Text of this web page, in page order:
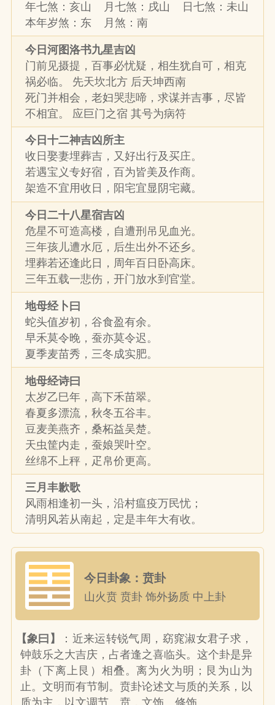
年七煞：亥山 月七煞：戌山 日七煞：未山
本年岁煞：东 月煞：南
今日河图洛书九星吉凶
门前见摄提，百事必忧疑，相生犹自可，相克
祸必临。 先天坎北方 后天坤西南
死门并相会，老妇哭悲啼，求谋并吉事，尽皆
不相宜。 应巨门之宿 其号为病符
今日十二神吉凶所主
收日娶妻埋葬吉，又好出行及买庄。
若遇宝义专好宿，百为皆美及作商。
架造不宜用收日，阳宅宜显阴宅藏。
今日二十八星宿吉凶
危星不可造高楼，自遭刑吊见血光。
三年孩儿遭水厄，后生出外不还乡。
埋葬若还逢此日，周年百日卧高床。
三年五载一悲伤，开门放水到官堂。
地母经卜曰
蛇头值岁初，谷食盈有余。
早禾莫令晚，蚕亦莫令迟。
夏季麦苗秀，三冬成实肥。
地母经诗曰
太岁乙巳年，高下禾苗翠。
春夏多漂流，秋冬五谷丰。
豆麦美燕齐，桑柘益吴楚。
天虫筐内走，蚕娘哭叶空。
丝绵不上秤，疋帛价更高。
三月丰歉歌
风雨相逢初一头，沿村瘟疫万民忧；
清明风若从南起，定是丰年大有收。
今日卦象：贲卦
山火贲 贲卦 饰外扬质 中上卦
【象曰】
：近来运转锐气周，窈窕淑女君子求，
钟鼓乐之大吉庆，占者逢之喜临头。这个卦是异
卦（下离上艮）相叠。离为火为明；艮为山为
止。文明而有节制。贲卦论述文与质的关系，以
质为主，以文调节。贲，文饰、修饰。